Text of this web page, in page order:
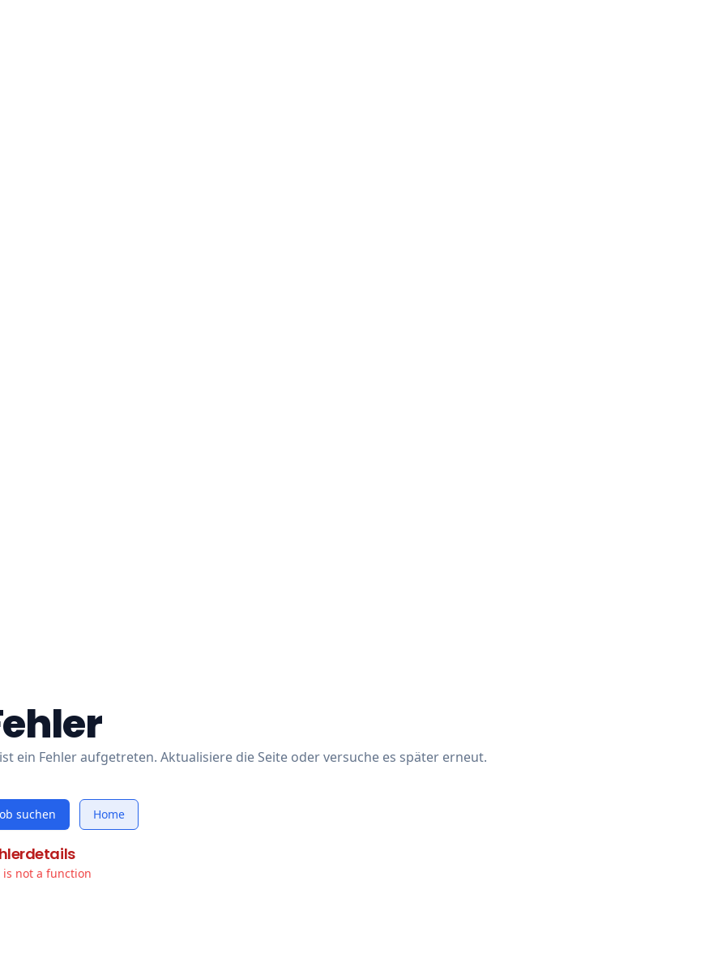
ein Fehler aufgetreten. Aktualisiere die Seite oder versuche es später erneut.
suchen Home
is not a function